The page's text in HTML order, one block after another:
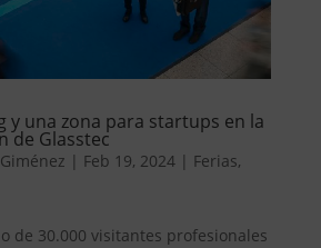
y una zona para startups en la
de Glasstec
| Feb 19, 2024| Ferias,
de 30.000 visitantes profesionales